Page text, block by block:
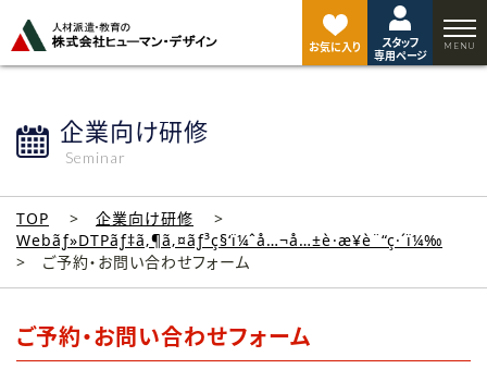
お気に入り
スタッフ
専用ページ
企業向け研修
Seminar
TOP
企業向け研修
Webãƒ»DTPãƒ‡ã‚¶ã‚¤ãƒ³ç§‘ï¼ˆå…¬å…±è·æ¥­è¨“ç·´ï¼‰
ご予約・お問い合わせフォーム
ご予約・お問い合わせフォーム
ジ
ト